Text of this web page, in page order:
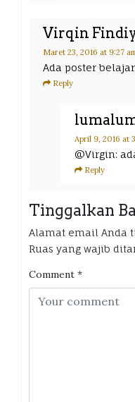
Virqin
Maret 23, 2016 at 9:27
Ada poster
Reply
April 9, 2016 at
@Virgin:
Reply
Tinggalkan
Alamat email Anda
Ruas yang wajib
Comment *